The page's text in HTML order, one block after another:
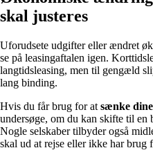
skal justeres
Uforudsete udgifter eller ændret
se på leasingaftalen igen.
langtidsleasing, men til gengæld
lang binding.
Hvis du får brug for at sænke
undersøge, om du kan skifte til en
Nogle selskaber tilbyder også
skal ud at rejse eller ikke har brug